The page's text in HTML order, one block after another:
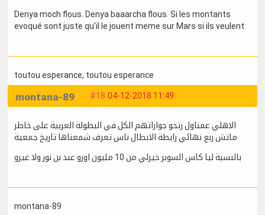
Denya moch flous. Denya baaarcha flous. Si les montants
evoqué sont juste qu'il le jouent meme sur Mars si ils veulent.
toutou esperance, toutou esperance
#18 04-12-2018 11:49
montana-89
الاهلي عمناول رتحو جواراتهم الكل في البطولة العربية على خاطر
ماتش ربع نهائي رابطة الابطال ناس تعرف شمعناها تاريخ جمعية
بالنسبة ليا كاس السوبر خيرلي من 10 مليون اورو عند بن نور ولا غيرو
montana-89